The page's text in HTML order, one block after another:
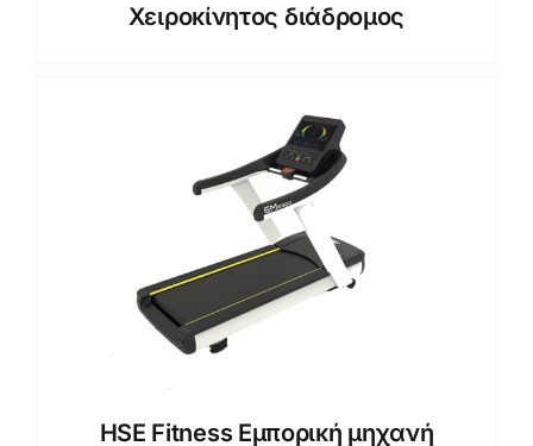
Χειροκίνητος διάδρομος
HSE Fitness Εμπορική μηχανή